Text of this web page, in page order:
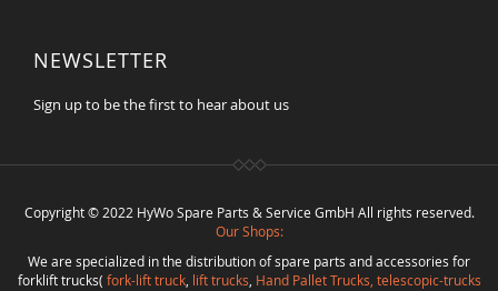
NEWSLETTER
Sign up to be the first to hear about us
Copyright © 2022 HyWo Spare Parts & Service GmbH All rights reserved.
Our Shops:
We are specialized in the distribution of spare parts and accessories for
forklift trucks( fork-lift truck, lift trucks Hand Pallet Trucks, telescopic-trucks